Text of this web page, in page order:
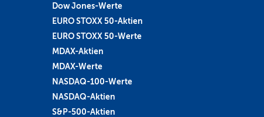
Dow Jones-Werte
EURO STOXX 50-Aktien
EURO STOXX 50-Werte
MDAX-Aktien
MDAX-Werte
NASDAQ-100-Werte
NASDAQ-Aktien
S&P-500-Aktien